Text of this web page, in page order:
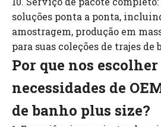
soluções ponta a ponta,
amostragem, produção em
para suas coleções de trajes de
Por que nos
necessidades de
de banho plus size?